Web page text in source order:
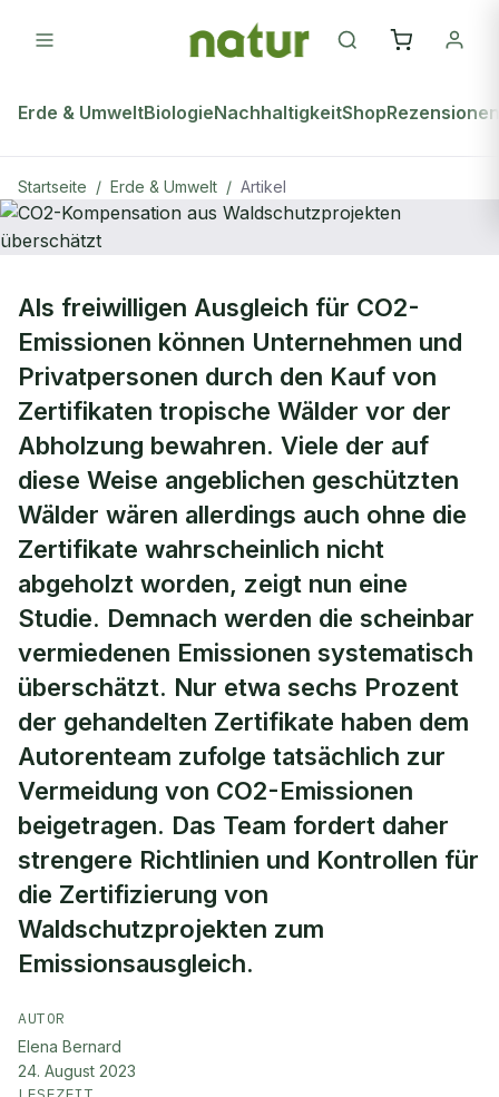
Erde & UmweltBiologieNachhaltigkeitShopRezensionen
Startseite / Erde & Umwelt / Artikel
CO2-Kompensation aus
Waldschutzprojekten überschätzt
Als freiwilligen Ausgleich für CO2-
Emissionen können Unternehmen und
Privatpersonen durch den Kauf von
Zertifikaten tropische Wälder vor der
Abholzung bewahren. Viele der auf
diese Weise angeblichen geschützten
Wälder wären allerdings auch ohne die
Zertifikate wahrscheinlich nicht
abgeholzt worden, zeigt nun eine
Studie. Demnach werden die scheinbar
vermiedenen Emissionen systematisch
überschätzt. Nur etwa sechs Prozent
der gehandelten Zertifikate haben dem
Autorenteam zufolge tatsächlich zur
Vermeidung von CO2-Emissionen
beigetragen. Das Team fordert daher
strengere Richtlinien und Kontrollen für
die Zertifizierung von
Waldschutzprojekten zum
Emissionsausgleich.
AUTOR
Elena Bernard
24. August 2023